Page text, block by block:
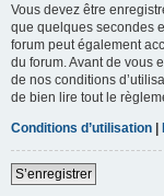
Vous devez être
que quelques secondes
forum peut également
du forum. Avant de vous
de nos conditions
de bien lire tout le
Conditions d’utilisation |
S’enregistrer